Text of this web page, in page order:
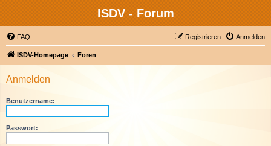
ISDV - Forum
FAQ Anmelden
Registrieren
ISDV-Homepage Foren
Anmelden
Benutzername:
Passwort: